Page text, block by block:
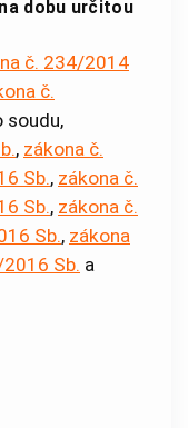
dobu určitou
č. 234/2014
č.
soudu,
, zákona č.
Sb., zákona č.
Sb., zákona č.
Sb., zákona
Sb. a